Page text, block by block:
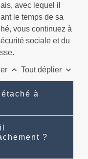
avec lequel il
le temps de sa
vous continuez à
sociale et du
keyboard_arrow_up Tout déplier keyboard_arrow_down
à
?